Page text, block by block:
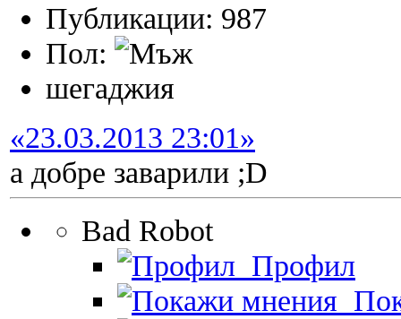
Публикации: 987
Пол:
шегаджия
«23.03.2013 23:01»
а добре заварили ;D
Bad Robot
Профил